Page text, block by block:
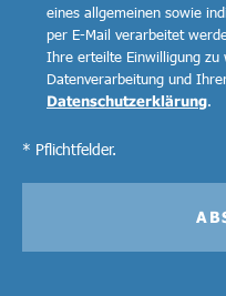
eines allgemeinen sowie
per E-Mail verarbeitet
Ihre erteilte Einwilligung
Datenverarbeitung und
Datenschutzerklärung.
* Pflichtfelder.